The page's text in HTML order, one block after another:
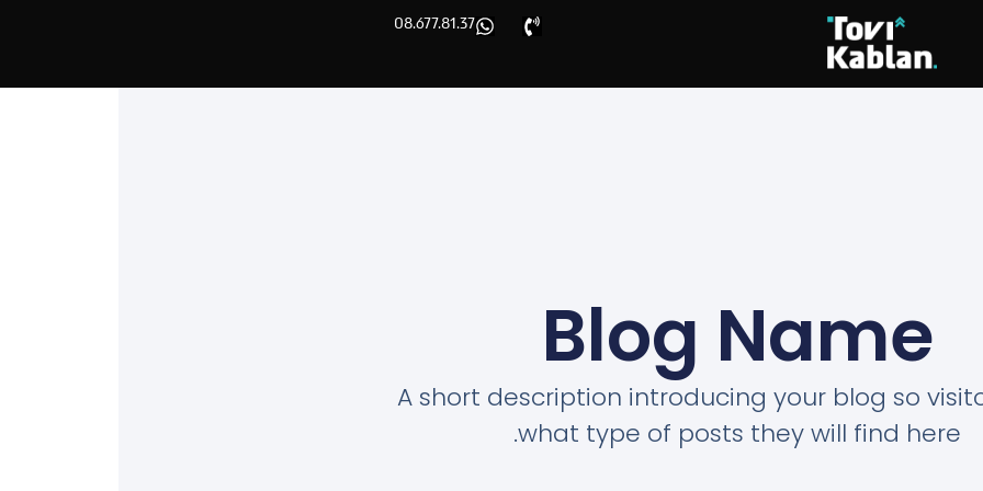
08.677.81.37
Blog Name
A short description introducing your blog so
what type of posts they will find here.